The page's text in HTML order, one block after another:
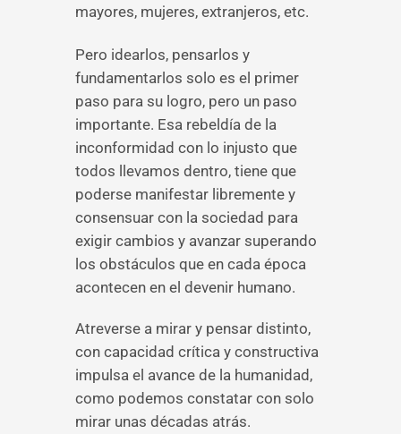
mayores, mujeres, extranjeros, etc.
Pero idearlos, pensarlos y
fundamentarlos solo es el primer
paso para su logro, pero un paso
importante. Esa rebeldía de la
inconformidad con lo injusto que
todos llevamos dentro, tiene que
poderse manifestar libremente y
consensuar con la sociedad para
exigir cambios y avanzar superando
los obstáculos que en cada época
acontecen en el devenir humano.
Atreverse a mirar y pensar distinto,
con capacidad crítica y constructiva
impulsa el avance de la humanidad,
como podemos constatar con solo
mirar unas décadas atrás.